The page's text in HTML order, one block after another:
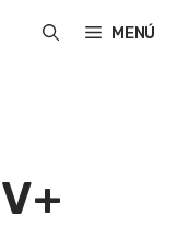
MENÚ
V+